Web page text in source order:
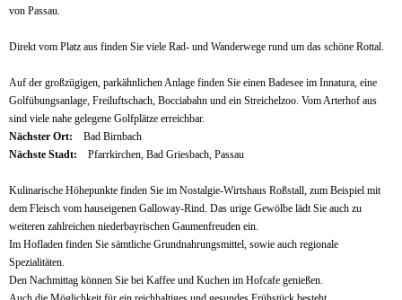
von Passau.
Direkt vom Platz aus finden Sie viele Rad- und Wanderwege rund um das schöne Rottal.
Auf der großzügigen, parkähnlichen Anlage finden Sie einen Badesee im Innatura, eine
Golfübungsanlage, Freiluftschach, Bocciabahn und ein Streichelzoo. Vom Arterhof aus
sind viele nahe gelegene Golfplätze erreichbar.
Nächster Ort:
Bad Birnbach
Nächste Stadt:
Pfarrkirchen, Bad Griesbach, Passau
Kulinarische Höhepunkte finden Sie im Nostalgie-Wirtshaus Roßstall, zum Beispiel mit
dem Fleisch vom hauseigenen Galloway-Rind. Das urige Gewölbe lädt Sie auch zu
weiteren zahlreichen niederbayrischen Gaumenfreuden ein.
Im Hofladen finden Sie sämtliche Grundnahrungsmittel, sowie auch regionale
Spezialitäten.
Den Nachmittag können Sie bei Kaffee und Kuchen im Hofcafe genießen.